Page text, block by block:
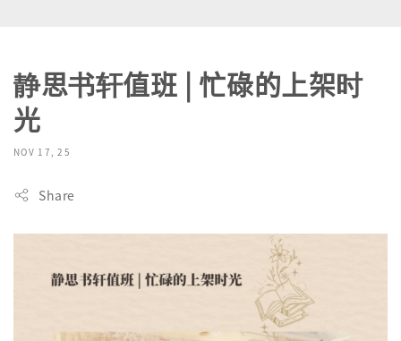
静思书轩值班 | 忙碌的上架时
光
NOV 17, 25
Share